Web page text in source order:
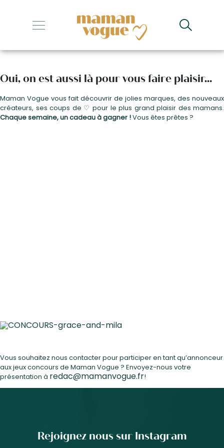
+
+
+
+
Jeux concours – Les
cadeaux de Maman Vogue
Oui, on est aussi là pour vous faire plaisir…
Maman Vogue vous fait découvrir de jolies marques, des nouveaux
créateurs, ses coups de ♡ pour le plus grand plaisir des mamans.
Chaque semaine, un cadeau à gagner !Vous êtes prêtes ?
Vous souhaitez nous contacter pour participer en tant qu’annonceur
aux jeux concours de Maman Vogue ? Envoyez-nous votre
présentation à redac@mamanvogue.fr!
Rejoignez nous sur Instagram